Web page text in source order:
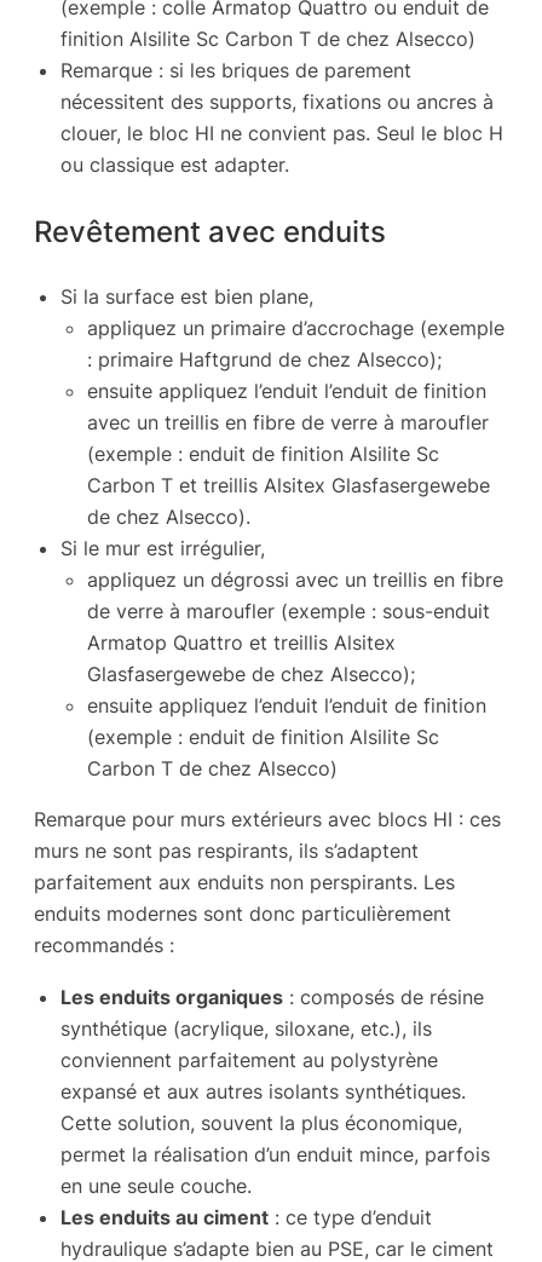
(exemple : colle Armatop Quattro ou enduit de
finition Alsilite Sc Carbon T de chez Alsecco)
Remarque : si les briques de parement
nécessitent des supports, fixations ou ancres à
clouer, le bloc HI ne convient pas. Seul le bloc H
ou classique est adapter.
Revêtement avec enduits
Si la surface est bien plane,
appliquez un primaire d’accrochage (exemple
: primaire Haftgrund de chez Alsecco);
ensuite appliquez l’enduit l’enduit de finition
avec un treillis en fibre de verre à maroufler
(exemple : enduit de finition Alsilite Sc
Carbon T et treillis Alsitex Glasfasergewebe
de chez Alsecco).
Si le mur est irrégulier,
appliquez un dégrossi avec un treillis en fibre
de verre à maroufler (exemple : sous-enduit
Armatop Quattro et treillis Alsitex
Glasfasergewebe de chez Alsecco);
ensuite appliquez l’enduit l’enduit de finition
(exemple : enduit de finition Alsilite Sc
Carbon T de chez Alsecco)
Remarque pour murs extérieurs avec blocs HI : ces
murs ne sont pas respirants, ils s’adaptent
parfaitement aux enduits non perspirants. Les
enduits modernes sont donc particulièrement
recommandés :
Les enduits organiques : composés de résine
synthétique (acrylique, siloxane, etc.), ils
conviennent parfaitement au polystyrène
expansé et aux autres isolants synthétiques.
Cette solution, souvent la plus économique,
permet la réalisation d’un enduit mince, parfois
en une seule couche.
Les enduits au ciment : ce type d’enduit
hydraulique s’adapte bien au PSE, car le ciment